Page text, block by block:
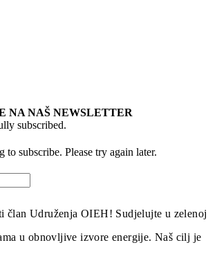
NA NAŠ NEWSLETTER
subscribed.
to subscribe. Please try again later.
član Udruženja OIEH! Sudjelujte u zelenoj
u obnovljive izvore energije. Naš cilj je